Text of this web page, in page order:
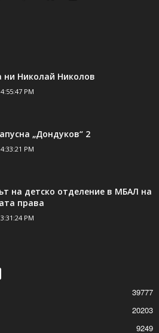
ни Николай Николов
PM
„Дондуков“ 2
PM
на детско отделение в МБАЛ на
права
PM
39777
20203
9249